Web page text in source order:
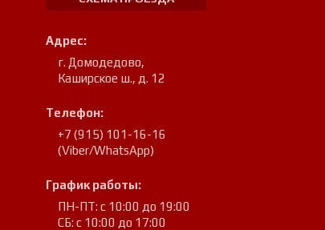
Адрес:
г. Домодедово,
Каширское ш., д. 12
Телефон:
+7 (915) 101-16-16
(Viber/WhatsApp)
График работы:
ПН-ПТ: с 10:00 до 19:00
СБ: с 10:00 до 17:00